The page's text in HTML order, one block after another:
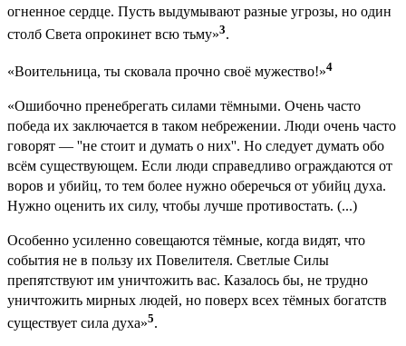
огненное сердце. Пусть выдумывают разные угрозы, но один
столб Света опрокинет всю тьму»3.
«Воительница, ты сковала прочно своё мужество!»4
«Ошибочно пренебрегать силами тёмными. Очень часто
победа их заключается в таком небрежении. Люди очень часто
говорят — ''не стоит и думать о них''. Но следует думать обо
всём существующем. Если люди справедливо ограждаются от
воров и убийц, то тем более нужно оберечься от убийц духа.
Нужно оценить их силу, чтобы лучше противостать. (...)
Особенно усиленно совещаются тёмные, когда видят, что
события не в пользу их Повелителя. Светлые Силы
препятствуют им уничтожить вас. Казалось бы, не трудно
уничтожить мирных людей, но поверх всех тёмных богатств
существует сила духа»5.